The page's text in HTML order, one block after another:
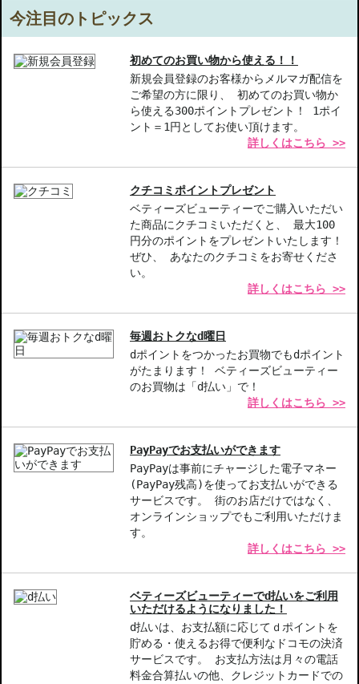
潤いヴェールで肌を心地よく包み込む。
カバー力がありながらも、素肌に溶け込むような薄膜を形成し、
24時間崩れず*3、しっとり感と付けたての色印象が続く。
アジア人のための12色で、テーラーメイドされたように個性輝く。
*1ツバキ種子油（整肌成分）
*2メイクアップ成分
*3シュウ ウエムラ調べ。個人差があります。
特徴1-軽やかなテクスチャー:薄く軽い使用感で、肌に寄り添い、
素肌美を演出。
【こんな方へおすすめ】
軽やかなファンデーションを求める方
商品番号：14911148
JAN/UPC：4936968818394
今注目のトピックス
初めてのお買い物から使える！！
新規会員登録のお客様からメルマガ配信を
ご希望の方に限り、 初めてのお買い物か
ら使える300ポイントプレゼント！ 1ポイ
ント＝1円としてお使い頂けます。
詳しくはこちら >>
クチコミポイントプレゼント
ベティーズビューティーでご購入いただい
た商品にクチコミいただくと、 最大100
円分のポイントをプレゼントいたします！
ぜひ、 あなたのクチコミをお寄せくださ
い。
詳しくはこちら >>
毎週おトクなd曜日
dポイントをつかったお買物でもdポイント
がたまります！ ベティーズビューティー
のお買物は「d払い」で！
詳しくはこちら >>
PayPayでお支払いができます
PayPayは事前にチャージした電子マネー
(PayPay残高)を使ってお支払いができる
サービスです。 街のお店だけではなく、
オンラインショップでもご利用いただけま
す。
詳しくはこちら >>
ベティーズビューティーでd払いをご利用
いただけるようになりました！
d払いは、お支払額に応じてｄポイントを
貯める・使えるお得で便利なドコモの決済
サービスです。 お支払方法は月々の電話
料金合算払いの他、クレジットカードでの